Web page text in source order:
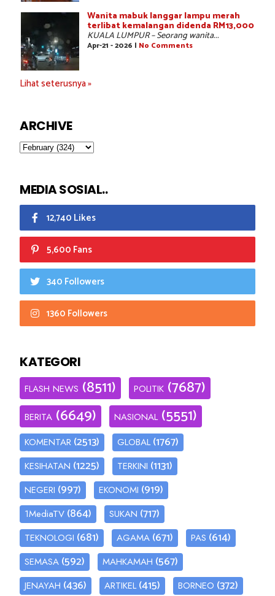
Wanita mabuk langgar lampu merah
terlibat kemalangan didenda RM13,000
KUALA LUMPUR – Seorang wanita...
Apr-21 - 2026 | No Comments
Lihat seterusnya »
ARCHIVE
MEDIA SOSIAL..
12,740 Likes
5,600 Fans
340 Followers
1360 Followers
KATEGORI
FLASH NEWS (8511) POLITIK (7687)
BERITA (6649) NASIONAL (5551)
KOMENTAR (2513) GLOBAL (1767)
KESIHATAN (1225) TERKINI (1131)
NEGERI (997) EKONOMI (919)
1MediaTV (864) SUKAN (717)
TEKNOLOGI (681) AGAMA (671) PAS (614)
SEMASA (592) MAHKAMAH (567)
JENAYAH (436) ARTIKEL (415) BORNEO (372)